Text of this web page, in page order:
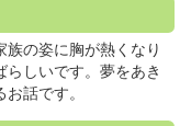
の姿に胸が熱くなり
らしいです。夢をあき
話です。